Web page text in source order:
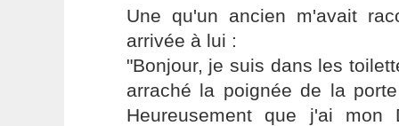
Une qu'un ancien m'avait
arrivée à lui :
"Bonjour, je suis dans les
arraché la poignée de la
Heureusement que j'ai mon